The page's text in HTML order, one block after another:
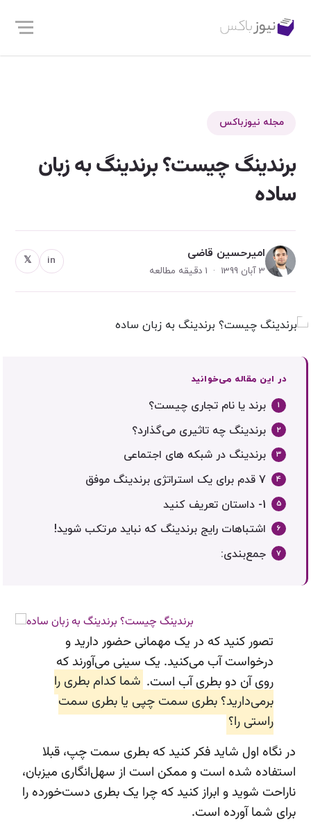
مجله نیوزباکس
برندینگ چیست؟ برندینگ به زبان
ساده
امیرحسین قاضی
3 آبان 1399 · 1 دقیقه مطالعه
in
𝕏
در این مقاله می‌خوانید
برند یا نام تجاری چیست؟
برندینگ چه تاثیری می‌گذارد؟
برندینگ در شبکه های اجتماعی
7 قدم برای یک استراتژی برندینگ موفق
1- داستان تعریف کنید
اشتباهات رایج برندینگ که نباید مرتکب شوید!
جمع‌بندی:
تصور کنید که در یک مهمانی حضور دارید و
درخواست آب می‌کنید. یک سینی می‌آورند که
روی آن دو بطری آب است. شما کدام بطری را
برمی‌دارید؟ بطری‌ سمت چپی یا بطری سمت
راستی را؟
در نگاه اول شاید فکر کنید که بطری سمت چپ، قبلا
استفاده شده است و ممکن است از سهل‌انگاری میزبان،
ناراحت شوید و ابراز کنید که چرا یک بطری دست‌خورده را
برای شما آورده است.